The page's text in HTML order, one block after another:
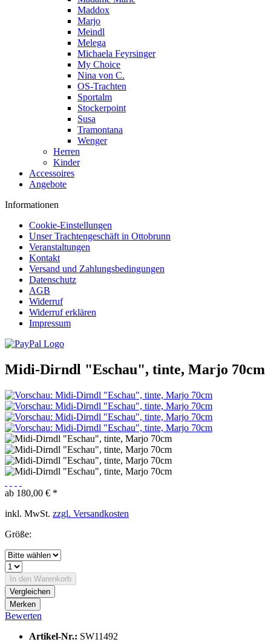
Maddox
Marjo
Meindl
Melega
Michaela Feyrsinger
My Choice
Nina von C.
OS-Trachten
Sportalm
Stockerpoint
Susa
Tramontana
Wenger
Herren
Kinder
Accessoires
Angebote
Informationen
Cookie-Einstellungen
Unser Trachtengeschäft in Ottobrunn
Veranstaltungen
Kontakt
Versand und Zahlungsbedingungen
Datenschutz
AGB
Widerruf
Widerruf erklären
Impressum
Midi-Dirndl "Eschau", tinte, Marjo 70cm
ab 180,00 € *
inkl. MwSt. zzgl. Versandkosten
Größe:
In den Warenkorb
Vergleichen
Merken
Bewerten
Artikel-Nr.: SW11492